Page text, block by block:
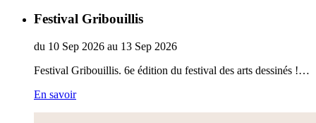
Festival Gribouillis
du 10 Sep 2026 au 13 Sep 2026
Festival Gribouillis. 6e édition du festival des arts dessinés !…
En savoir